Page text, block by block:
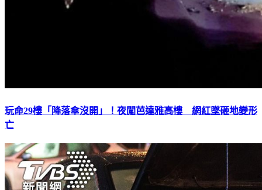
玩命29樓「降落傘沒開」！夜闖芭達雅高樓 網紅墜砸地變形
亡